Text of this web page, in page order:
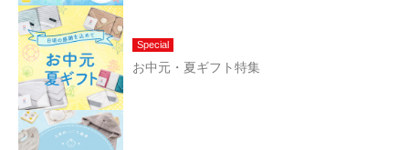
Special
お中元・夏ギフト特集